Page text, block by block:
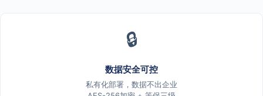
🔒
数据安全可控
私有化部署，数据不出企业